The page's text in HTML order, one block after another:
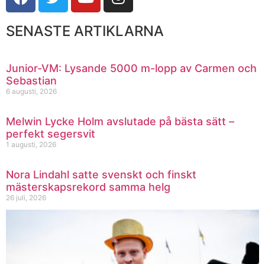
SENASTE ARTIKLARNA
Junior-VM: Lysande 5000 m-lopp av Carmen och
Sebastian
6 augusti, 2026
Melwin Lycke Holm avslutade på bästa sätt –
perfekt segersvit
1 augusti, 2026
Nora Lindahl satte svenskt och finskt
mästerskapsrekord samma helg
26 juli, 2026